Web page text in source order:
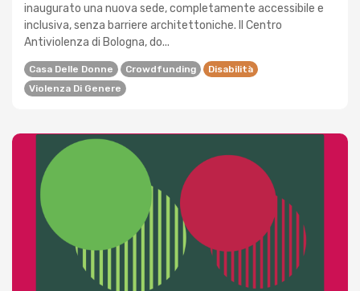
inaugurato una nuova sede, completamente accessibile e
inclusiva, senza barriere architettoniche. Il Centro
Antiviolenza di Bologna, do...
Casa Delle Donne Crowdfunding
Disabilità
Violenza Di Genere